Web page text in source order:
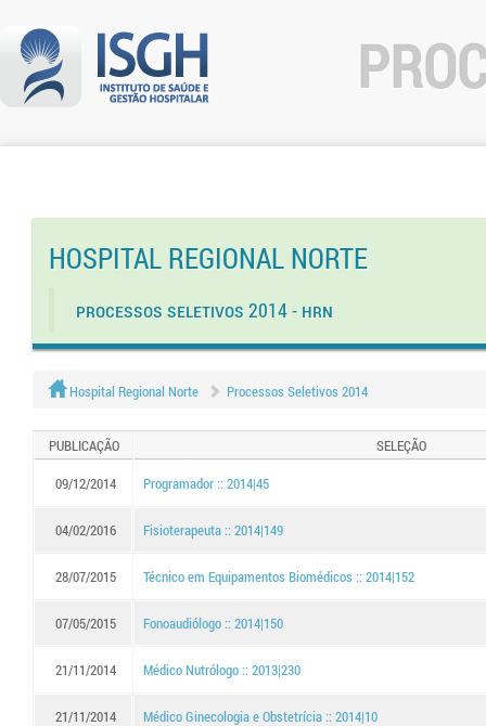
HOSPITAL REGIONAL NORTE
Processos Seletivos 2014 - HRN
Hospital Regional Norte Processos Seletivos 2014
PUBLICAÇÃO SELEÇÃO
09/12/2014 Programador :: 2014|45
04/02/2016 Fisioterapeuta :: 2014|149
28/07/2015 Técnico em Equipamentos Biomédicos :: 2014|152
07/05/2015 Fonoaudiólogo :: 2014|150
21/11/2014 Médico Nutrólogo :: 2013|230
21/11/2014 Médico Ginecologia e Obstetrícia :: 2014|10